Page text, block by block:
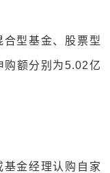
型基金、股票型
购额分别为5.02亿
金经理认购自家